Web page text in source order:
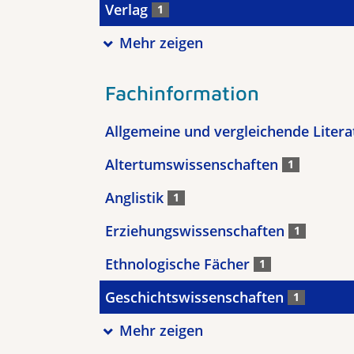
Verlag 1
Mehr zeigen
Fachinformation
Allgemeine und vergleichende
Altertumswissenschaften 1
Anglistik 1
Erziehungswissenschaften 1
Ethnologische Fächer 1
Geschichtswissenschaften 1
Mehr zeigen